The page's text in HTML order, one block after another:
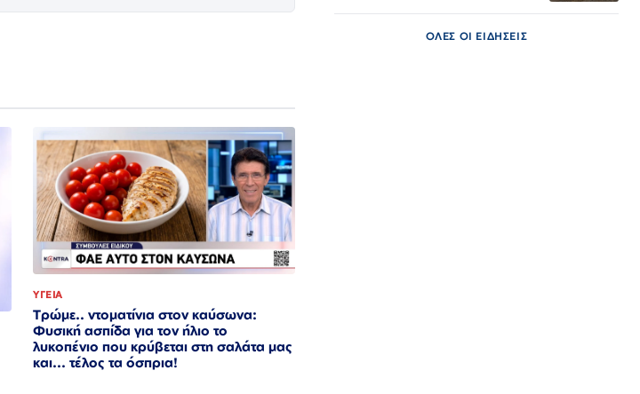
ΥΓΕΙΑ
Τρώμε.. ντοματίνια στον καύσωνα:
Φυσική ασπίδα για τον ήλιο το
λυκοπένιο που κρύβεται στη σαλάτα μας
και... τέλος τα όσπρια!
ΟΛΕΣ ΟΙ ΕΙΔΗΣΕΙΣ